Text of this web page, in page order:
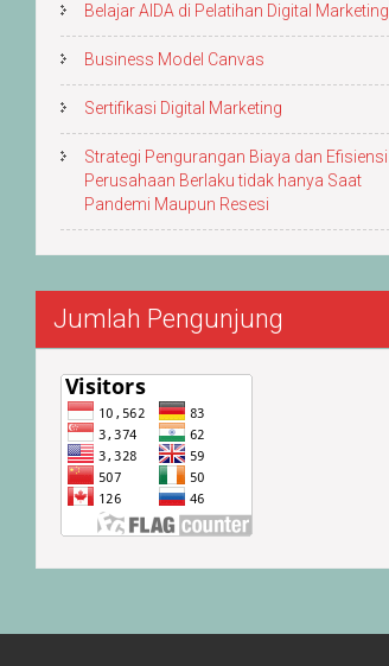
Belajar AIDA di Pelatihan Digital Marketing
Business Model Canvas
Sertifikasi Digital Marketing
Strategi Pengurangan Biaya dan Efisiensi
Perusahaan Berlaku tidak hanya Saat
Pandemi Maupun Resesi
Jumlah Pengunjung